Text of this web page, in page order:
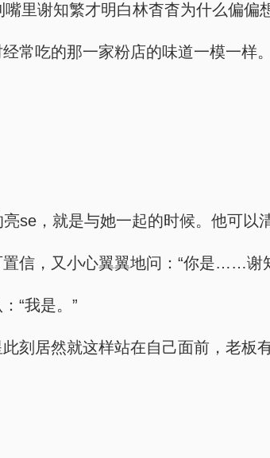
里谢知繁才明白林杳杳为什么偏偏
常吃的那一家粉店的味道一模一样。
se，就是与她一起的时候。他可以
信，又小心翼翼地问：“你是……谢
“我是。”
刻居然就这样站在自己面前，老板